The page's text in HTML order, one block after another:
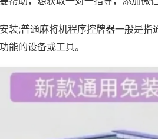
装;普通麻将机程序控牌器一般是
能的设备或工具。